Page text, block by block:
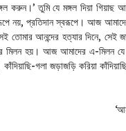
করুন।’ তুমি যে মঙ্গল দিয়া
নয়, প্রতিদান স্বরূপে। আজ
তোমার আনন্দের হত্যার দিনে, সেই
মিলন হয়। আজ আমাদের এ-মিলন
কাঁদিয়াছি-গলা জড়াজড়ি করিয়া